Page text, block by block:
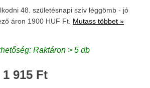
48. születésnapi szív léggömb - jó
áron 1900 HUF Ft. Mutass többet »
Raktáron > 5 db
1 915 Ft